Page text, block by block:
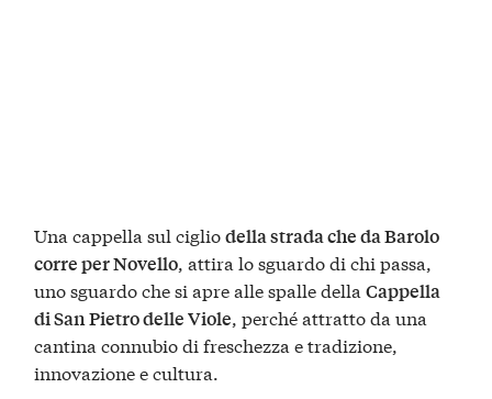
Una cappella sul cigliodella strada che daBarolo
corre perNovello, attira lo sguardo di chi passa,
uno sguardo che si apre alle spalle dellaCappella
di San Pietro delle Viole, perché attratto da una
cantina connubio di freschezza e tradizione,
innovazione e cultura.